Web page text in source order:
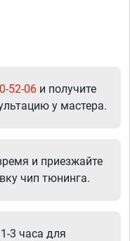
52-06 и получите
у мастера.
и приезжайте
чип тюнинга.
3 часа для